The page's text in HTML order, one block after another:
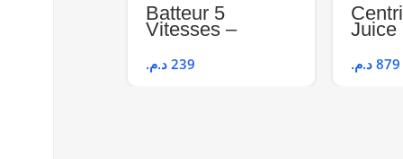
Batteur 5
Vitesses –
3014
239 د.م.
Juice
879 د.م.